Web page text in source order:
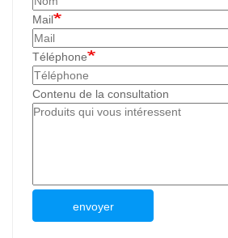
Mail
Téléphone
Contenu de la consultation
envoyer